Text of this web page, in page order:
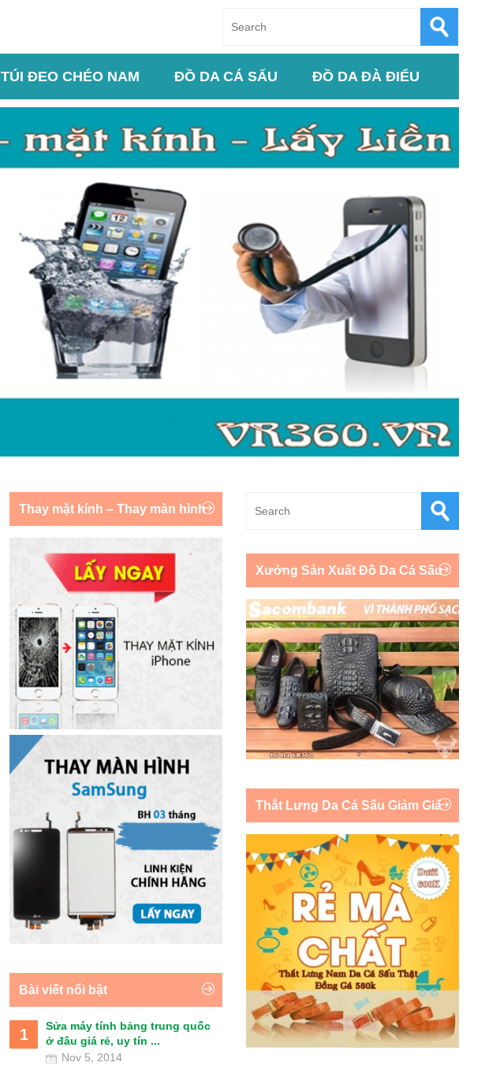
TÚI ĐEO CHÉO NAM ĐỒ DA CÁ SẤU ĐỒ DA ĐÀ ĐIỂU
Thay mặt kính – Thay màn hình
Bài viết nổi bật
1
Sửa máy tính bảng trung quốc
ở đâu giá rẻ, uy tín ...
Nov 5, 2014
Xưởng Sản Xuất Đồ Da Cá Sấu
Thắt Lưng Da Cá Sấu Giảm Giá